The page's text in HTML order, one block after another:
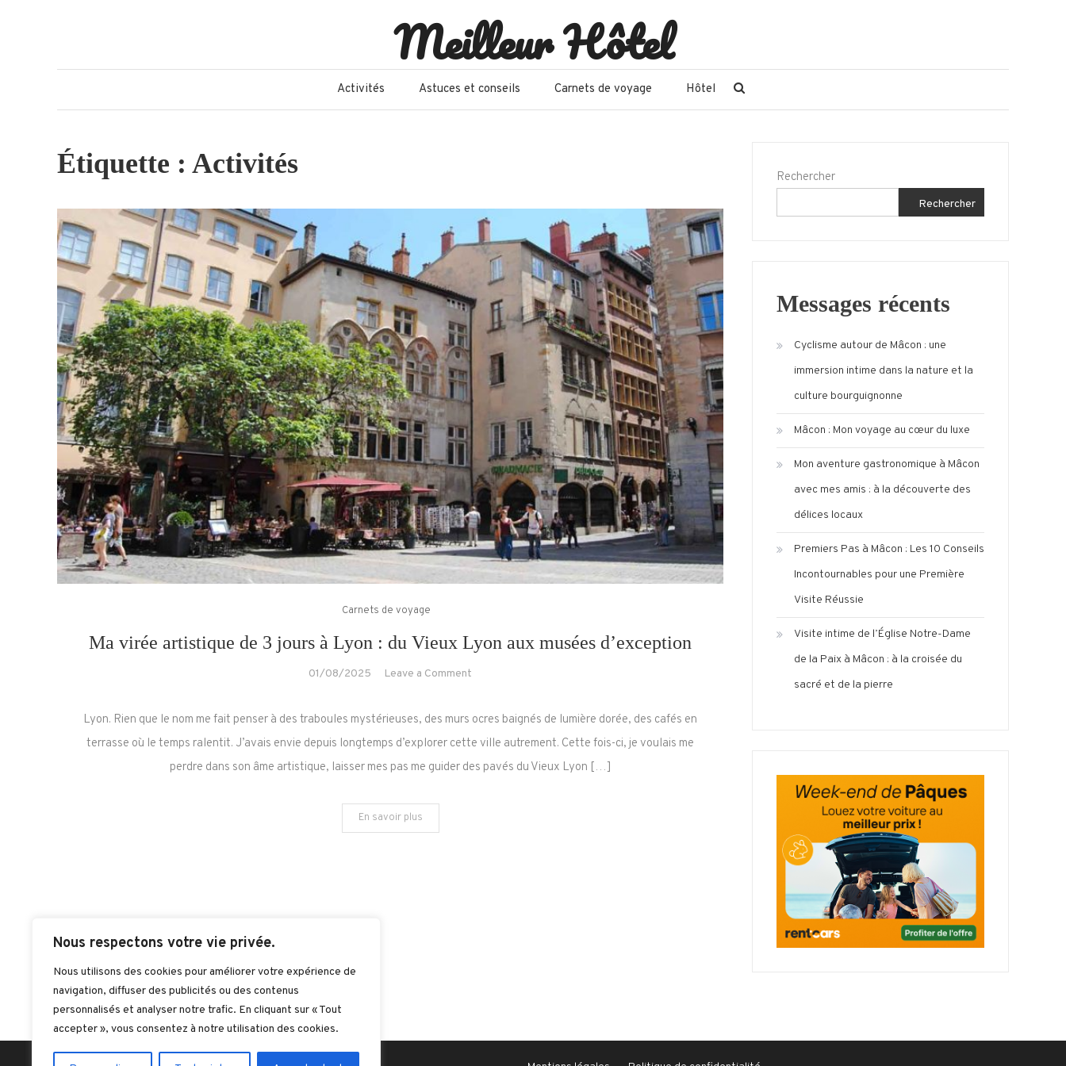
Nous respectons votre vie privée.
Nous utilisons des cookies pour améliorer votre expérience de
navigation, diffuser des publicités ou des contenus
personnalisés et analyser notre trafic. En cliquant sur « Tout
accepter », vous consentez à notre utilisation des cookies.
Meilleur Hôtel
Activités Astuces et conseils Carnets de voyage Hôtel
Étiquette : Activités
Carnets de voyage
Ma virée artistique de 3 jours à Lyon : du Vieux Lyon aux musées d’exception
01/08/2025 Leave a Comment
3
Lyon. Rien que le nom me fait penser à des traboules mystérieuses, des murs ocres baignés de lumière dorée, des cafés en
terrasse où le temps ralentit. J’avais envie depuis longtemps d’explorer cette ville autrement. Cette fois-ci, je voulais me
perdre dans son âme artistique, laisser mes pas me guider des pavés du Vieux Lyon […]
En savoir plus
Rechercher
Rechercher
Messages récents
Cyclisme autour de Mâcon : une
immersion intime dans la nature et la
culture bourguignonne
Mâcon : Mon voyage au cœur du luxe
Mon aventure gastronomique à Mâcon
avec mes amis : à la découverte des
délices locaux
Premiers Pas à Mâcon : Les 10 Conseils
Incontournables pour une Première
Visite Réussie
Visite intime de l’Église Notre-Dame
de la Paix à Mâcon : à la croisée du
sacré et de la pierre